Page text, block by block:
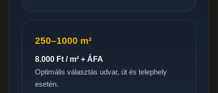
250–1000 m²
8.000 Ft / m² + ÁFA
Optimális választás udvar, út és telephely
esetén.